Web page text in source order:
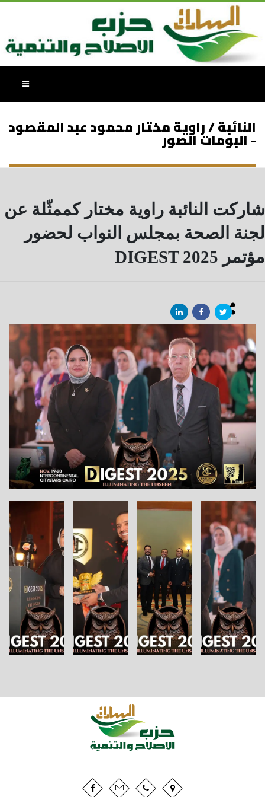
النائبة / راوية مختار محمود عبد المقصود
- البومات الصور
شاركت النائبة راوية مختار كممثّلة عن
لجنة الصحة بمجلس النواب لحضور
مؤتمر DIGEST 2025